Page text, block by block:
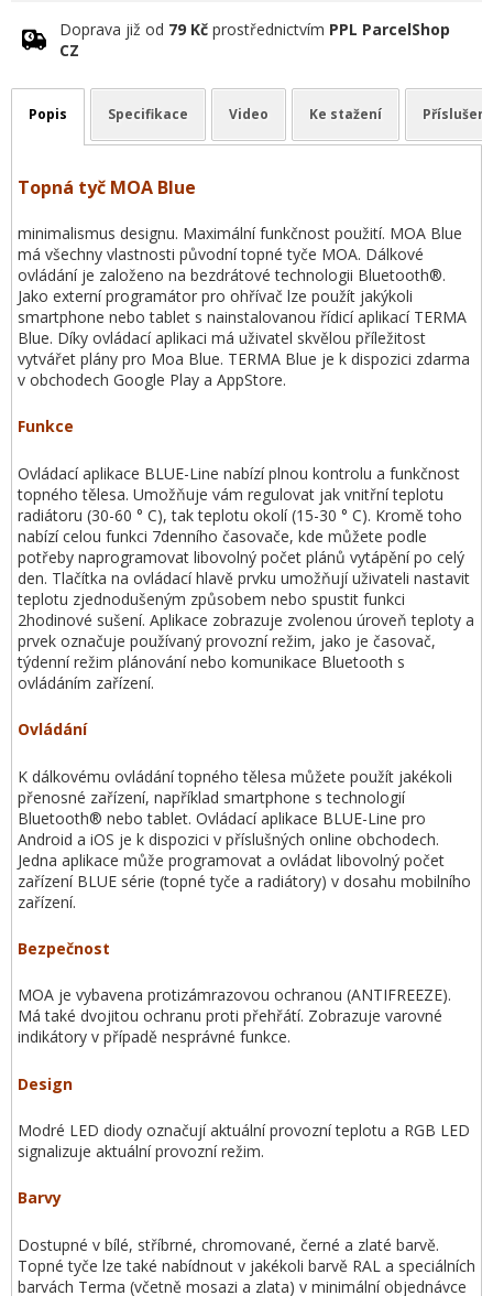
Doprava již od 79 Kč prostřednictvím PPL ParcelShop
CZ
Popis Specifikace Video Ke stažení
Topná tyč MOA Blue
minimalismus designu. Maximální funkčnost použití. MOA Blue
má všechny vlastnosti původní topné tyče MOA. Dálkové
ovládání je založeno na bezdrátové technologii Bluetooth®.
Jako externí programátor pro ohřívač lze použít jakýkoli
smartphone nebo tablet s nainstalovanou řídicí aplikací TERMA
Blue. Díky ovládací aplikaci má uživatel skvělou příležitost
vytvářet plány pro Moa Blue. TERMA Blue je k dispozici zdarma
v obchodech Google Play a AppStore.
Funkce
Ovládací aplikace BLUE-Line nabízí plnou kontrolu a funkčnost
topného tělesa. Umožňuje vám regulovat jak vnitřní teplotu
radiátoru (30-60 ° C), tak teplotu okolí (15-30 ° C). Kromě toho
nabízí celou funkci 7denního časovače, kde můžete podle
potřeby naprogramovat libovolný počet plánů vytápění po celý
den. Tlačítka na ovládací hlavě prvku umožňují uživateli nastavit
teplotu zjednodušeným způsobem nebo spustit funkci
2hodinové sušení. Aplikace zobrazuje zvolenou úroveň teploty a
prvek označuje používaný provozní režim, jako je časovač,
týdenní režim plánování nebo komunikace Bluetooth s
ovládáním zařízení.
Ovládání
K dálkovému ovládání topného tělesa můžete použít jakékoli
přenosné zařízení, například smartphone s technologií
Bluetooth® nebo tablet. Ovládací aplikace BLUE-Line pro
Android a iOS je k dispozici v příslušných online obchodech.
Jedna aplikace může programovat a ovládat libovolný počet
zařízení BLUE série (topné tyče a radiátory) v dosahu mobilního
zařízení.
Bezpečnost
MOA je vybavena protizámrazovou ochranou (ANTIFREEZE).
Má také dvojitou ochranu proti přehřátí. Zobrazuje varovné
indikátory v případě nesprávné funkce.
Design
Modré LED diody označují aktuální provozní teplotu a RGB LED
signalizuje aktuální provozní režim.
Barvy
Dostupné v bílé, stříbrné, chromované, černé a zlaté barvě.
Topné tyče lze také nabídnout v jakékoli barvě RAL a speciálních
barvách Terma (včetně mosazi a zlata) v minimální objednávce